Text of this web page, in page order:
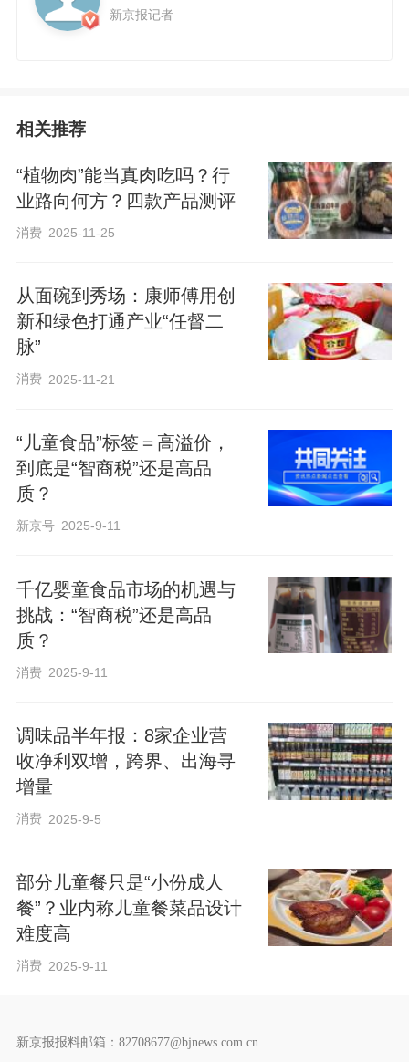
新京报记者
相关推荐
“植物肉”能当真肉吃吗？行
业路向何方？四款产品测评
消费 2025-11-25
从面碗到秀场：康师傅用创
新和绿色打通产业“任督二
脉”
消费 2025-11-21
“儿童食品”标签＝高溢价，
到底是“智商税”还是高品
质？
新京号 2025-9-11
千亿婴童食品市场的机遇与
挑战：“智商税”还是高品
质？
消费 2025-9-11
调味品半年报：8家企业营
收净利双增，跨界、出海寻
增量
消费 2025-9-5
部分儿童餐只是“小份成人
餐”？业内称儿童餐菜品设计
难度高
消费 2025-9-11
新京报报料邮箱：82708677@bjnews.com.cn